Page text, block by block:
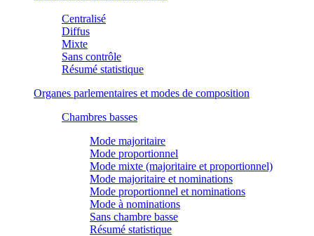
Centralisé
Diffus
Mixte
Sans contrôle
Résumé statistique
Organes parlementaires et modes de composition
Chambres basses
Mode majoritaire
Mode proportionnel
Mode mixte (majoritaire et proportionnel)
Mode majoritaire et nominations
Mode proportionnel et nominations
Mode à nominations
Sans chambre basse
Résumé statistique